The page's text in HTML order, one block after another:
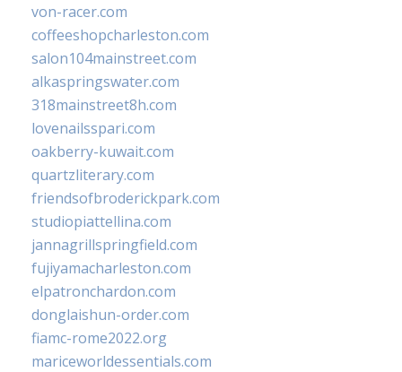
von-racer.com
coffeeshopcharleston.com
salon104mainstreet.com
alkaspringswater.com
318mainstreet8h.com
lovenailsspari.com
oakberry-kuwait.com
quartzliterary.com
friendsofbroderickpark.com
studiopiattellina.com
jannagrillspringfield.com
fujiyamacharleston.com
elpatronchardon.com
donglaishun-order.com
fiamc-rome2022.org
mariceworldessentials.com